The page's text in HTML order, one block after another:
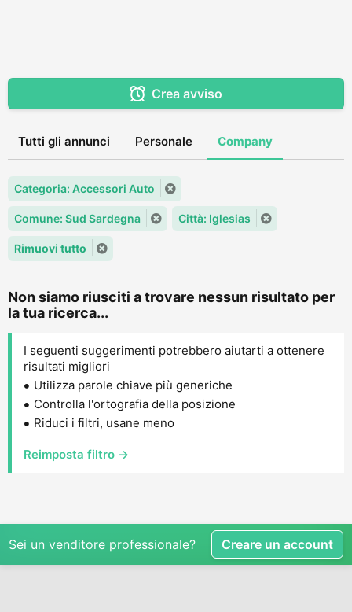
Crea avviso
Tutti gli annunci Personale Company
Categoria: Accessori Auto
Comune: Sud Sardegna Città: Iglesias
Rimuovi tutto
Non siamo riusciti a trovare nessun risultato per
la tua ricerca...
I seguenti suggerimenti potrebbero aiutarti a ottenere
risultati migliori
Utilizza parole chiave più generiche
Controlla l'ortografia della posizione
Riduci i filtri, usane meno
Reimposta filtro →
Sei un venditore professionale? Creare un account